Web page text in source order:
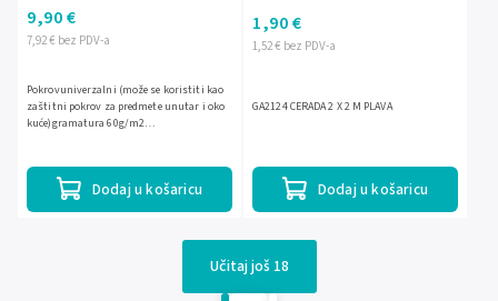
7,92 € bez PDV-a
9,90 €
Dodaj u košaricu
Pokrovuniverzalni (može se koristiti kao
zaštitni pokrov za predmete unutar i oko
kuće)gramatura 60g/m2
1,52 € bez PDV-a
1,90 €
Dodaj u košaricu
GA2124 CERADA 2 X 2 M PLAVA
Učitaj još 18